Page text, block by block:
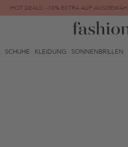
HOT DEALS: -10% EXTRA AUF
FINAL SALE | BIS ZU -
SCHUHE KLEIDUNG SONNENBRILLEN